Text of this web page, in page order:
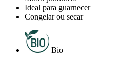
Ideal para guarnecer
Congelar ou secar
Bio